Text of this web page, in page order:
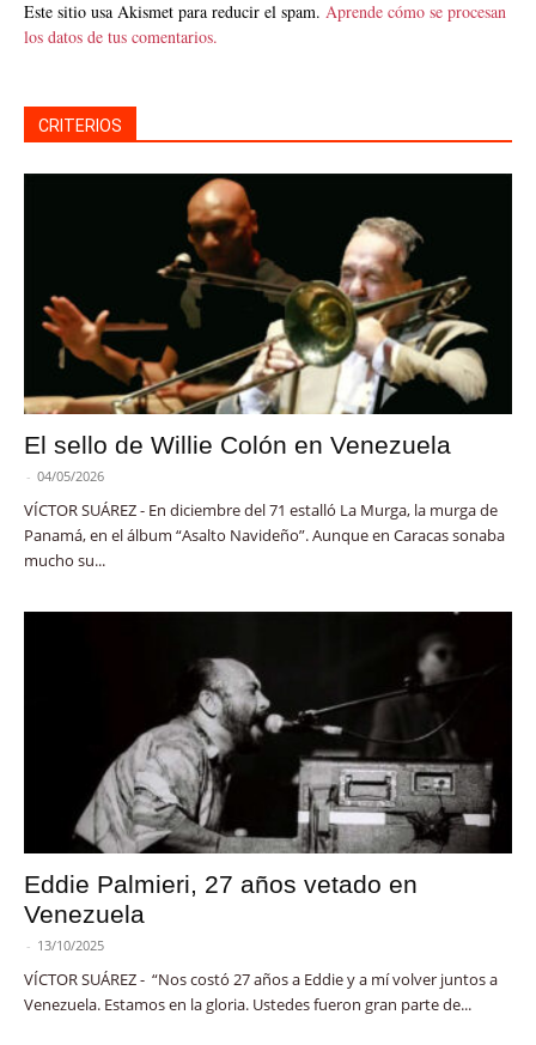
Este sitio usa Akismet para reducir el spam. Aprende cómo se procesan
los datos de tus comentarios.
CRITERIOS
El sello de Willie Colón en Venezuela
- 04/05/2026
VÍCTOR SUÁREZ - En diciembre del 71 estalló La Murga, la murga de
Panamá, en el álbum “Asalto Navideño”. Aunque en Caracas sonaba
mucho su...
Eddie Palmieri, 27 años vetado en
Venezuela
- 13/10/2025
VÍCTOR SUÁREZ - “Nos costó 27 años a Eddie y a mí volver juntos a
Venezuela. Estamos en la gloria. Ustedes fueron gran parte de...